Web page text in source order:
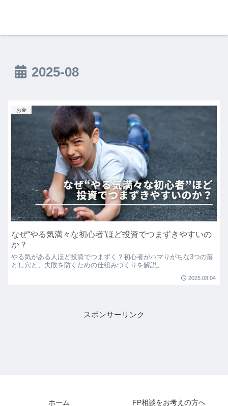
2025-08
お金
なぜ“やる気満々な初心者”ほど投資でつまずきやすいの
か？
やる気がある人ほど投資でつまずく？初心者がハマりがちな3つの落
とし穴と、失敗を防ぐための仕組みづくりを解説。
2025.08.04
スポンサーリンク
ホーム FP相談をお考えの方へ